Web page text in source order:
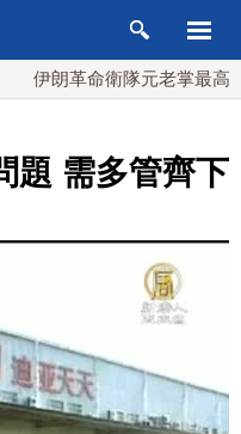
朗革命衛隊元老掌最高國安
題 需多管齊下